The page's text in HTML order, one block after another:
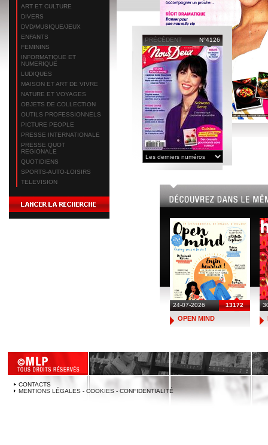
ART ET CULTURE
DIVERS
DVD/MUSIQUE/JEUX
ENFANTS
FEMININS
INFORMATIQUE ET
NUMERIQUE
LUDIQUES
MAISON ET ART DE VIVRE
NATURE ET VOYAGES
OBJETS DE COLLECTION
OUTILS PROFESSIONNELS
PICTURE PEOPLE
PRESSE INTERNATIONALE
PRESSE QUOT
REGIONALE
QUOTIDIENS
SPORTS-AUTO-LOISIRS
TELEVISION
PRÉCÉDENT N°4126
24-07-2026 13172
OPEN MIND
CONTACTS
MENTIONS LÉGALES - COOKIES - CONFIDENTIALITÉ